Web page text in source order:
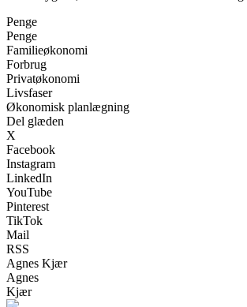
Penge
Penge
Familieøkonomi
Forbrug
Privatøkonomi
Livsfaser
Økonomisk planlægning
Del glæden
X
Facebook
Instagram
LinkedIn
YouTube
Pinterest
TikTok
Mail
RSS
Agnes Kjær
Agnes
Kjær